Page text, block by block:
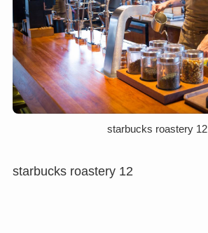
starbucks roastery 12
starbucks roastery 12